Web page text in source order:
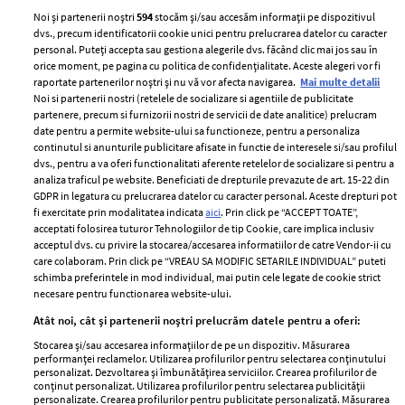
ELLE Style Awards
2024
Despre ELLE
Romania
Contact
Abonamente
Termeni si conditii
Politica de
confidențialitate
Politica de cookies
Publicitate
GSP
Unica
Baby
femei
Viva
Avantaje
Noi și partenerii noștri594stocăm și/sau accesăm informații pe dispozitivul
dvs., precum identificatorii cookie unici pentru prelucrarea datelor cu caracter
personal. Puteți accepta sau gestiona alegerile dvs. făcând clic mai jos sau în
orice moment, pe pagina cu politica de confidențialitate. Aceste alegeri vor fi
raportate partenerilor noștri și nu vă vor afecta navigarea. Mai multe detalii
Noi si partenerii nostri (retelele de socializare si agentiile de publicitate
partenere, precum si furnizorii nostri de servicii de date analitice) prelucram
date pentru a permite website-ului sa functioneze, pentru a personaliza
continutul si anunturile publicitare afisate in functie de interesele si/sau profilul
dvs., pentru a va oferi functionalitati aferente retelelor de socializare si pentru a
analiza traficul pe website. Beneficiati de drepturile prevazute de art. 15-22 din
GDPR in legatura cu prelucrarea datelor cu caracter personal. Aceste drepturi pot
fi exercitate prin modalitatea indicataaici. Prin click pe “ACCEPT TOATE”,
acceptati folosirea tuturor Tehnologiilor de tip Cookie, care implica inclusiv
acceptul dvs. cu privire la stocarea/accesarea informatiilor de catre Vendor-ii cu
care colaboram. Prin click pe “VREAU SA MODIFIC SETARILE INDIVIDUAL” puteti
schimba preferintele in mod individual, mai putin cele legate de cookie strict
necesare pentru functionarea website-ului.
Atât noi, cât și partenerii noștri prelucrăm datele pentru a oferi:
Stocarea și/sau accesarea informațiilor de pe un dispozitiv. Măsurarea
performanței reclamelor. Utilizarea profilurilor pentru selectarea conținutului
personalizat. Dezvoltarea și îmbunătățirea serviciilor. Crearea profilurilor de
conținut personalizat. Utilizarea profilurilor pentru selectarea publicității
personalizate. Crearea profilurilor pentru publicitate personalizată. Măsurarea